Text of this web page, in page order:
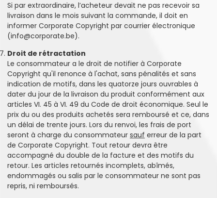
Si par extraordinaire, l’acheteur devait ne pas recevoir sa
livraison dans le mois suivant la commande, il doit en
informer Corporate Copyright par courrier électronique
(info@corporate.be).
Droit de rétractation
Le consommateur a le droit de notifier à Corporate
Copyright qu'il renonce à l'achat, sans pénalités et sans
indication de motifs, dans les quatorze jours ouvrables à
dater du jour de la livraison du produit conformément aux
articles VI. 45 à VI. 49 du Code de droit économique. Seul le
prix du ou des produits achetés sera remboursé et ce, dans
un délai de trente jours. Lors du renvoi, les frais de port
seront à charge du consommateur sauf erreur de la part
de Corporate Copyright. Tout retour devra être
accompagné du double de la facture et des motifs du
retour. Les articles retournés incomplets, abîmés,
endommagés ou salis par le consommateur ne sont pas
repris, ni remboursés.